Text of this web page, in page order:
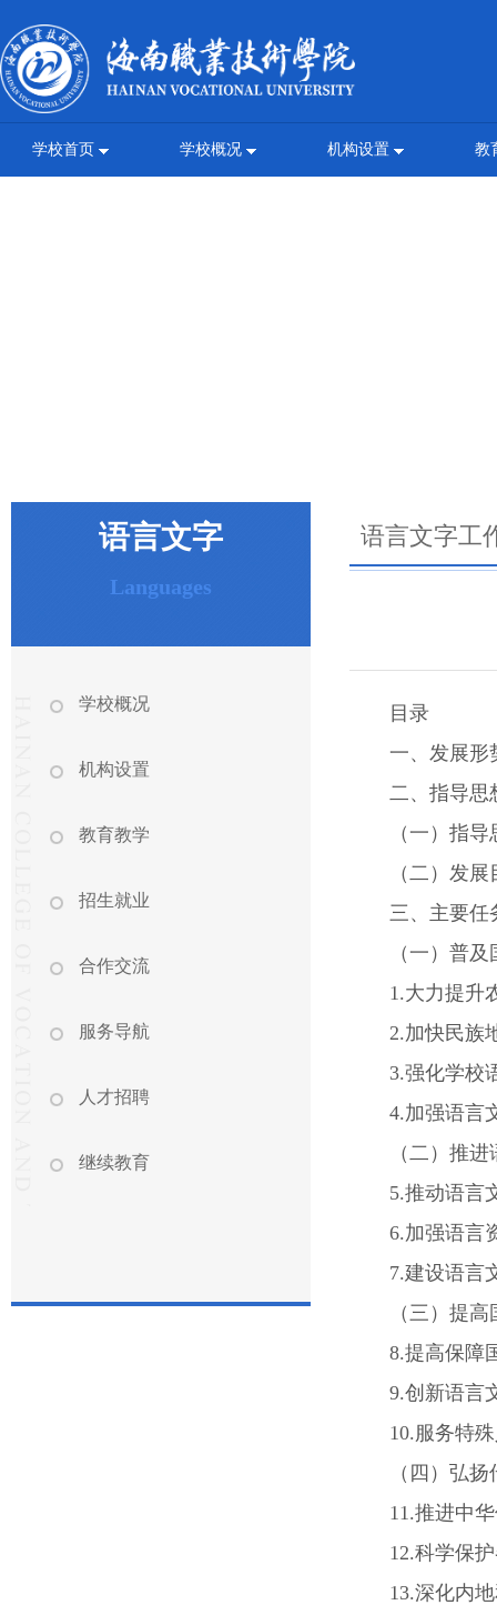
学校首页 学校概况 机构设置 教
语言文字
Languages
学校概况
机构设置
教育教学
招生就业
合作交流
服务导航
人才招聘
继续教育
语言文字工
目录
一、发展形
二、指导思
（一）指导
（二）发展
三、主要任
（一）普
1.大力提升
2.加快民族
3.强化学校
4.加强语言
（二）推
5.推动语言
6.加强语言
7.建设语言
（三）提
8.提高保障
9.创新语言
10.服务特
（四）弘
11.推进中
12.科学保
13.深化内